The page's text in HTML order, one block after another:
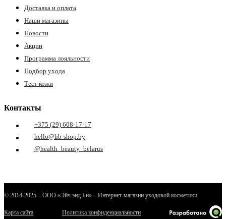
Доставка и оплата
Наши магазины
Новости
Акции
Программа лояльности
Подбор ухода
Тест кожи
Контакты
+375 (29) 608-17-17
hello@hb-shop.by
@health_beauty_belarus
© 2014-2025 – ООО «Эйч энд Би» – Интернет-магазин уходовой косметики
Карта сайта Политика конфиденциальности